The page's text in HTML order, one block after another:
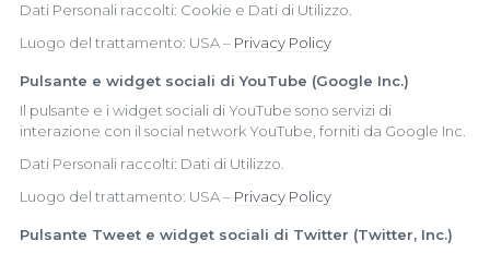
Dati Personali raccolti: Cookie e Dati di Utilizzo.
Luogo del trattamento: USA – Privacy Policy
Pulsante e widget sociali di YouTube (Google Inc.)
Il pulsante e i widget sociali di YouTube sono servizi di
interazione con il social network YouTube, forniti da Google Inc.
Dati Personali raccolti: Dati di Utilizzo.
Luogo del trattamento: USA – Privacy Policy
Pulsante Tweet e widget sociali di Twitter (Twitter, Inc.)